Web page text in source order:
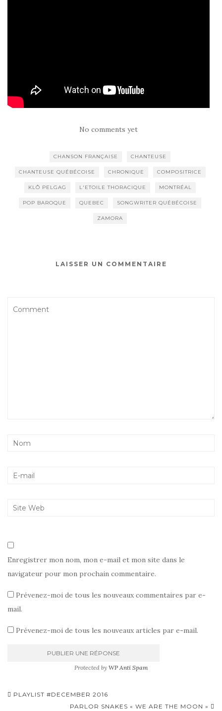
No comments yet
CHANSON FRANÇAISE CHANTEUSE
CHANTEUSE QUÉBÉCOISE CHRONIQUE COMPOSITRICE
KLÔ PELGAG L'ETOILE THORACIQUE MONTRÉAL
POP BAROQUE QUEBEC SONGWRITER QUÉBÉCOISE
ZAMORA
LAISSER UN COMMENTAIRE
Enregistrer mon nom, mon e-mail et mon site dans le
navigateur pour mon prochain commentaire.
Prévenez-moi de tous les nouveaux commentaires par e-
mail.
Prévenez-moi de tous les nouveaux articles par e-mail.
Protected by WP Anti Spam
Pagination
PLAYLIST #DECEMBER 2016
PARLOR SNAKES « WE ARE THE MOON »